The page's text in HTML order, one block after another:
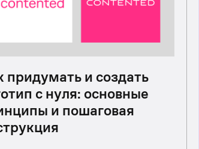
придумать и создать
с нуля: основные
и пошаговая